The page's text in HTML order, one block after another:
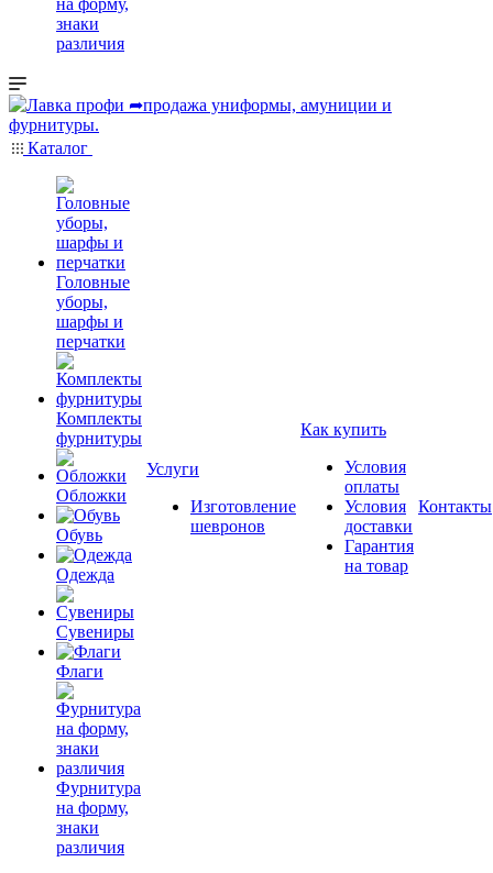
на форму,
знаки
различия
Каталог
Головные
уборы,
шарфы и
перчатки
Комплекты
фурнитуры
Обложки
Обувь
Одежда
Сувениры
Флаги
Фурнитура
на форму,
знаки
различия
Услуги
Изготовление
шевронов
Как купить
Условия
оплаты
Условия
доставки
Гарантия
на товар
Контакты